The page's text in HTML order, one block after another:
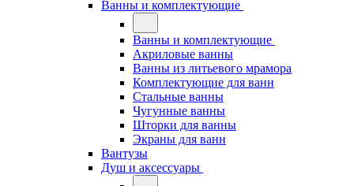
Ванны и комплектующие
Ванны и комплектующие
Акриловые ванны
Ванны из литьевого мрамора
Комплектующие для ванн
Стальные ванны
Чугунные ванны
Шторки для ванны
Экраны для ванн
Вантузы
Душ и аксессуары